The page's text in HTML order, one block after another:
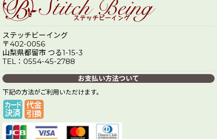
ステッチビーイング
〒402-0056
山梨県都留市 つる1-15-3
TEL：0554-45-2788
お支払い方法ついて
下記の方法がご利用いただけます。